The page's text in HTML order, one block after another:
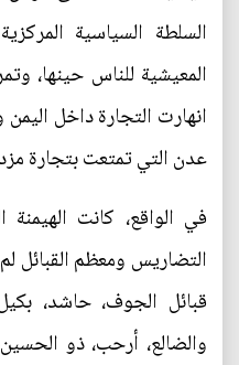
السلطة السياسية
المعيشية للناس حينها،
انهارت التجارة داخل
عدن التي تمتعت بتجارة
في الواقع، كانت
التضاريس ومعظم القبائل
قبائل الجوف، حاشد،
والضالع، أرحب، ذو